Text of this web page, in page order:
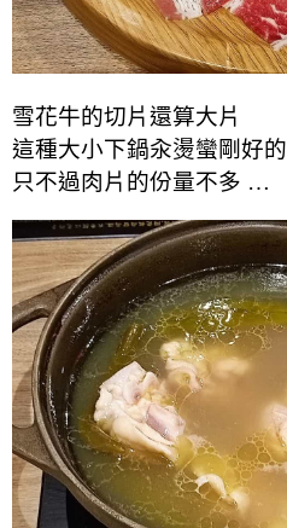
雪花牛的切片還算大片
這種大小下鍋汆燙蠻剛好的
只不過肉片的份量不多 …